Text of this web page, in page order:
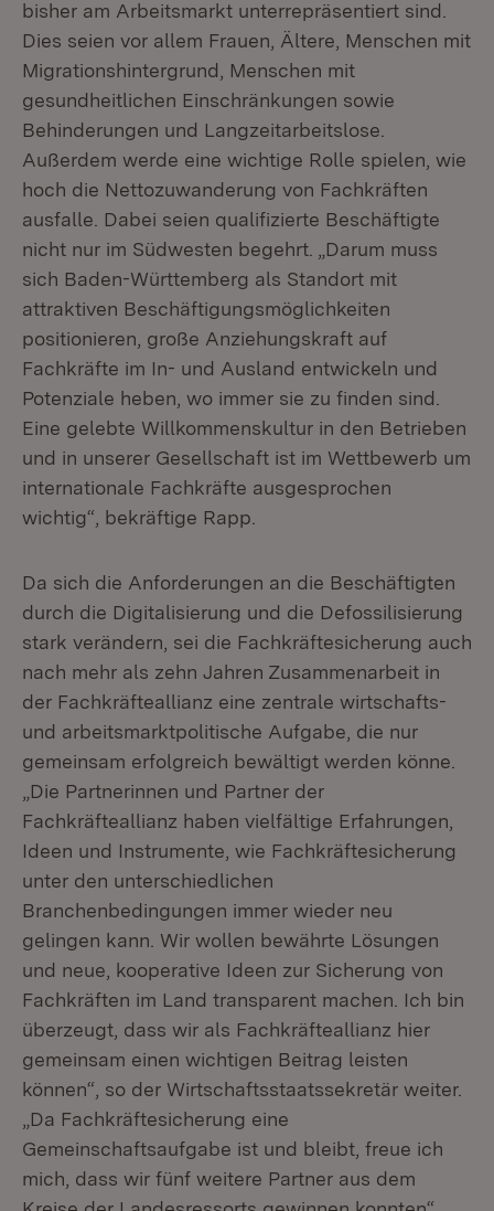
bisher am Arbeitsmarkt unterrepräsentiert sind.
Dies seien vor allem Frauen, Ältere, Menschen mit
Migrationshintergrund, Menschen mit
gesundheitlichen Einschränkungen sowie
Behinderungen und Langzeitarbeitslose.
Außerdem werde eine wichtige Rolle spielen, wie
hoch die Nettozuwanderung von Fachkräften
ausfalle. Dabei seien qualifizierte Beschäftigte
nicht nur im Südwesten begehrt. „Darum muss
sich Baden-Württemberg als Standort mit
attraktiven Beschäftigungsmöglichkeiten
positionieren, große Anziehungskraft auf
Fachkräfte im In- und Ausland entwickeln und
Potenziale heben, wo immer sie zu finden sind.
Eine gelebte Willkommenskultur in den Betrieben
und in unserer Gesellschaft ist im Wettbewerb um
internationale Fachkräfte ausgesprochen
wichtig“, bekräftige Rapp.
Da sich die Anforderungen an die Beschäftigten
durch die Digitalisierung und die Defossilisierung
stark verändern, sei die Fachkräftesicherung auch
nach mehr als zehn Jahren Zusammenarbeit in
der Fachkräfteallianz eine zentrale wirtschafts-
und arbeitsmarktpolitische Aufgabe, die nur
gemeinsam erfolgreich bewältigt werden könne.
„Die Partnerinnen und Partner der
Fachkräfteallianz haben vielfältige Erfahrungen,
Ideen und Instrumente, wie Fachkräftesicherung
unter den unterschiedlichen
Branchenbedingungen immer wieder neu
gelingen kann. Wir wollen bewährte Lösungen
und neue, kooperative Ideen zur Sicherung von
Fachkräften im Land transparent machen. Ich bin
überzeugt, dass wir als Fachkräfteallianz hier
gemeinsam einen wichtigen Beitrag leisten
können“, so der Wirtschaftsstaatssekretär weiter.
„Da Fachkräftesicherung eine
Gemeinschaftsaufgabe ist und bleibt, freue ich
mich, dass wir fünf weitere Partner aus dem